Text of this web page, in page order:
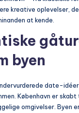
kreative oplevelser,
at kende.
byen
date-
København er skabt
omgivelser. Byen